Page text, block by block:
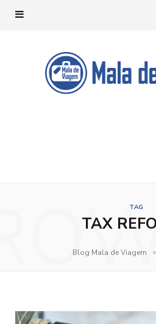
TAG
TAX
Blog Mala de Viagem »